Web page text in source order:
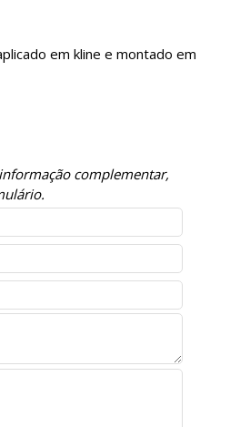
em kline e montado em
complementar,